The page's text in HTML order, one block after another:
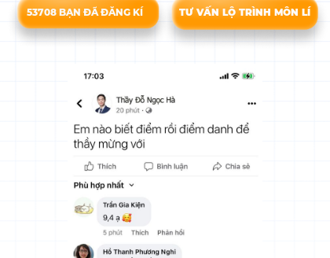
TƯ VẤN LỘ TRÌNH MÔN LÍ
53708 BẠN ĐÃ ĐĂNG KÍ